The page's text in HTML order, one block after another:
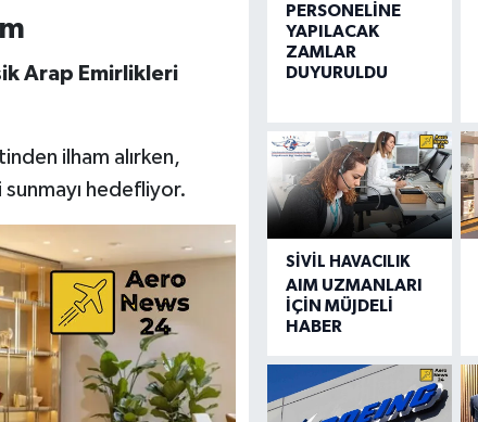
Arap Emirlikleri
ilham alırken,
hedefliyor.
PERSONELİNE
YAPILACAK
ZAMLAR
DUYURULDU
SIVIL HAVACILIK
AIM UZMANLARI
İÇİN MÜJDELİ
HABER